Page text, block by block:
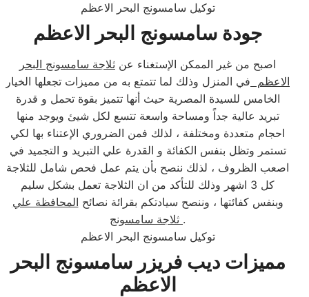
توكيل سامسونج البحر الاعظم
جودة سامسونج البحر الاعظم
اصبح من غير الممكن الإستغناء عن ثلاجة سامسونج البحر
الاعظم في المنزل وذلك لما تتمتع به من مميزات تجعلها الخيار
الخامس للسيدة المصرية حيث أنها تتميز بقوة تحمل و قدرة
تبريد عالية جداً ومساحة واسعة تتسع لكل شيئ ويوجد منها
احجام متعددة ومختلفة ، لذلك فمن الضروري الإعتناء بها لكي
تستمر وتظل بنفس الكفائة و القدرة علي التبريد و التجميد في
اصعب الظروف ، لذلك ننصح بأن يتم عمل فحص شامل للثلاجة
كل 3 اشهر وذلك للتأكد من ان الثلاجة تعمل بشكل سليم
وبنفس كفائتها ، وننصح سيادتكم بقرائة نصائح المحافظة علي
.
توكيل سامسونج البحر الاعظم
مميزات ديب فريزر سامسونج البحر
الاعظم